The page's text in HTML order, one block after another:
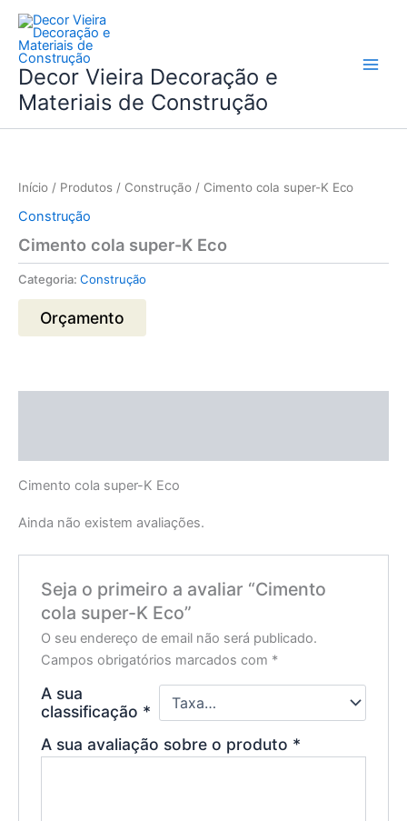
Skip
content
Decor Vieira Decoração e
Materiais de Construção
Início / Produtos / Construção / Cimento cola super-K Eco
Construção
Cimento cola super-K Eco
Categoria: Construção
Orçamento
Cimento cola super-K Eco
Ainda não existem avaliações.
Seja o primeiro a avaliar “Cimento
cola super-K Eco”
O seu endereço de email não será publicado.
Campos obrigatórios marcados com *
A sua
classificação *
A sua avaliação sobre o produto *